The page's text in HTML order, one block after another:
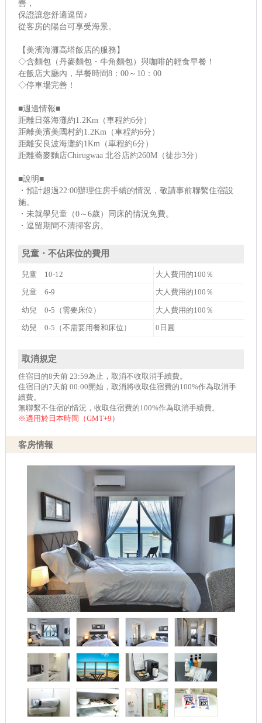
善，
保證讓您舒適逗留♪
從客房的陽台可享受海景。
【美濱海灘高塔飯店的服務】
◇含麵包（丹麥麵包・牛角麵包）與咖啡的輕食早餐！
在飯店大廳內，早餐時間8：00～10：00
◇停車場完善！
■週邊情報■
距離日落海灘約1.2Km（車程約6分）
距離美濱美國村約1.2Km（車程約6分）
距離安良波海灘約1Km（車程約6分）
距離蕎麥麵店Chirugwaa 北谷店約260M（徒步3分）
■說明■
・預計超過22:00辦理住房手續的情況，敬請事前聯繫住宿設
施。
・未就學兒童（0～6歲）同床的情況免費。
・逗留期間不清掃客房。
兒童・不佔床位的費用
兒童 10-12 大人費用的100％
兒童 6-9 大人費用的100％
幼兒 0-5（需要床位） 大人費用的100％
幼兒 0-5（不需要用餐和床位） 0日圓
取消規定
住宿日的8天前 23:59為止，取消不收取消手續費。
住宿日的7天前 00:00開始，取消將收取住宿費的100%作為取消手
續費。
無聯繫不住宿的情況，收取住宿費的100%作為取消手續費。
※適用於日本時間（GMT+9）
客房情報